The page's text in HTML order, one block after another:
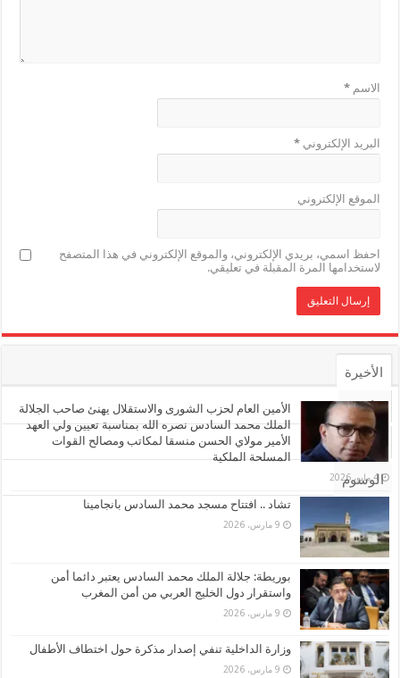
الاسم*
البريد الإلكتروني*
الموقع الإلكتروني
احفظ اسمي، بريدي الإلكتروني، والموقع الإلكتروني في هذا المتصفح
لاستخدامها المرة المقبلة في تعليقي.
الأخيرة
الأشهر
تعليقات
الوسوم
الأمين العام لحزب الشورى والاستقلال يهنئ صاحب الجلالة
الملك محمد السادس نصره الله بمناسبة تعيين ولي العهد
الأمير مولاي الحسن منسقا لمكاتب ومصالح القوات
المسلحة الملكية
4 مايو، 2026
تشاد .. افتتاح مسجد محمد السادس بانجامينا
9 مارس، 2026
بوريطة: جلالة الملك محمد السادس يعتبر دائما أمن
واستقرار دول الخليج العربي من أمن المغرب
9 مارس، 2026
وزارة الداخلية تنفي إصدار مذكرة حول اختطاف الأطفال
9 مارس، 2026